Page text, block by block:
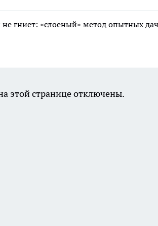
гниет: «слоеный» метод опытных
этой странице отключены.